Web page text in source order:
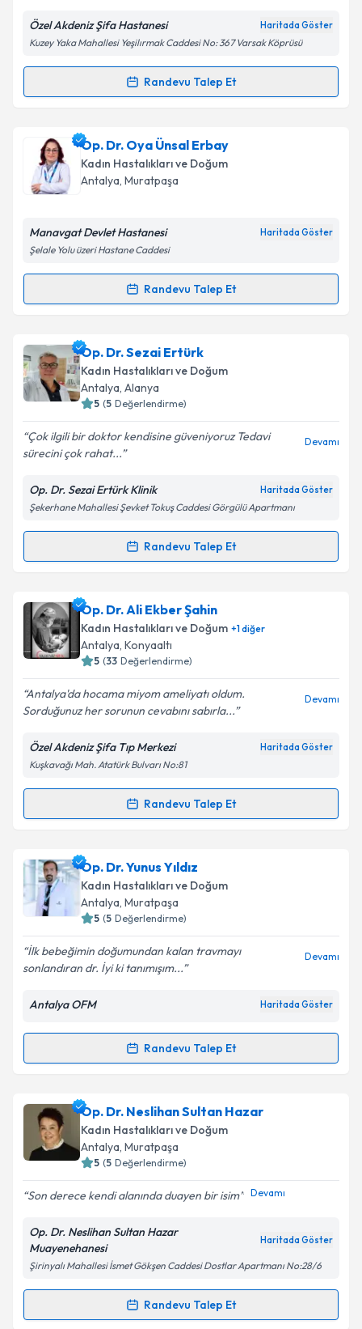
Kişisel verilerimin işlenmesine ilişkin
Aydınlatma
Metni'ni okudum ve kişisel verilerimin belirtilen
kapsamda işlenmesini kabul ediyorum.
Özel Akdeniz Şifa Hastanesi Haritada Göster
Kuzey Yaka Mahallesi Yeşilırmak Caddesi No: 367 Varsak Köprüsü
Randevu Talep Et
Randevu Takvimi Talebi
Op. Dr. K.Emrah Yavuziçin randevu takvimi talebi
oluşturun. Size bu uzmandan randevu almanız için bir
takvim hazırlandığında e-posta ile bilgilendireceğiz.
Kişisel verilerimin işlenmesine ilişkin
Metni'ni okudum ve kişisel verilerimin belirtilen
Takvim Talebini Gönder
Op. Dr. Oya Ünsal Erbay
Kadın Hastalıkları ve Doğum
Antalya, Muratpaşa
Manavgat Devlet Hastanesi Haritada Göster
Şelale Yolu üzeri Hastane Caddesi
Randevu Talep Et
Randevu Takvimi Talebi
Op. Dr. Oya Ünsal Erbayiçin randevu takvimi talebi
oluşturun. Size bu uzmandan randevu almanız için bir
takvim hazırlandığında e-posta ile bilgilendireceğiz.
Kişisel verilerimin işlenmesine ilişkin
Aydınlatma
Metni'ni okudum ve kişisel verilerimin belirtilen
kapsamda işlenmesini kabul ediyorum.
Op. Dr. Sezai Ertürk
Kadın Hastalıkları ve Doğum
Antalya, Alanya
5 (5 Değerlendirme)
Çok ilgili bir doktor kendisine güveniyoruz Tedavi
sürecini çok rahat...
Devamı
Op. Dr. Sezai Ertürk Klinik Haritada Göster
Şekerhane Mahallesi Şevket Tokuş Caddesi Görgülü Apartmanı
Randevu Talep Et
Randevu Takvimi Talebi
Op. Dr. Sezai Ertürkiçin randevu takvimi talebi
oluşturun. Size bu uzmandan randevu almanız için bir
takvim hazırlandığında e-posta ile bilgilendireceğiz.
Kişisel verilerimin işlenmesine ilişkin
Aydınlatma
Metni'ni okudum ve kişisel verilerimin belirtilen
kapsamda işlenmesini kabul ediyorum.
Op. Dr. Ali Ekber Şahin
Kadın Hastalıkları ve Doğum +1diğer
Antalya, Konyaaltı
5 (33 Değerlendirme)
Antalya'da hocama miyom ameliyatı oldum.
Sorduğunuz her sorunun cevabını sabırla...
Devamı
Özel Akdeniz Şifa Tıp Merkezi Haritada Göster
Kuşkavağı Mah. Atatürk Bulvarı No:81
Randevu Talep Et
Randevu Takvimi Talebi
Op. Dr. Ali Ekber Şahiniçin randevu takvimi talebi
oluşturun. Size bu uzmandan randevu almanız için bir
takvim hazırlandığında e-posta ile bilgilendireceğiz.
Kişisel verilerimin işlenmesine ilişkin
Aydınlatma
kapsamda işlenmesini kabul ediyorum.
Op. Dr. Yunus Yıldız
Kadın Hastalıkları ve Doğum
Antalya, Muratpaşa
5 (5 Değerlendirme)
İlk bebeğimin doğumundan kalan travmayı
sonlandıran dr. İyi ki tanımışım...
Devamı
Antalya OFM Haritada Göster
Randevu Talep Et
Randevu Takvimi Talebi
Op. Dr. Yunus Yıldıziçin randevu takvimi talebi
oluşturun. Size bu uzmandan randevu almanız için bir
takvim hazırlandığında e-posta ile bilgilendireceğiz.
Kişisel verilerimin işlenmesine ilişkin
Metni'ni okudum ve kişisel verilerimin belirtilen
kapsamda işlenmesini kabul ediyorum.
Op. Dr. Neslihan Sultan Hazar
Kadın Hastalıkları ve Doğum
Antalya, Muratpaşa
5 (5 Değerlendirme)
Son derece kendi alanında duayen bir isim Devamı
Op. Dr. Neslihan Sultan Hazar
Muayenehanesi
Haritada Göster
Şirinyalı Mahallesi İsmet Gökşen Caddesi Dostlar Apartmanı No:28/6
Randevu Talep Et
Randevu Takvimi Talebi